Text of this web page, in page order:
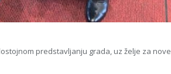
predstavljanju grada, uz želje za nove